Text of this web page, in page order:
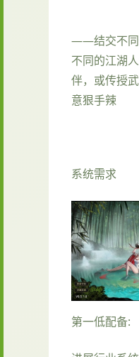
——结交不同
不同的江湖
伴，或传授
意狠手辣
系统需求
第一低配备: